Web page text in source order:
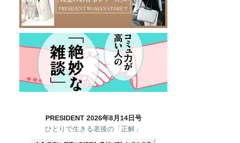
PRESIDENT 2026年8月14日号
ひとりで生きる老後の「正解」